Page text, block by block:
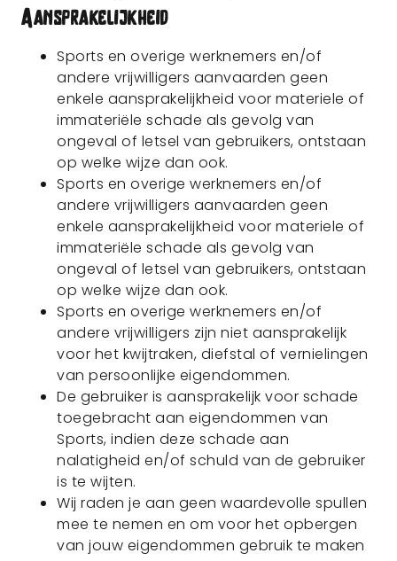
Aansprakelijkheid
Sports en overige werknemers en/of
andere vrijwilligers aanvaarden geen
enkele aansprakelijkheid voor materiele of
immateriële schade als gevolg van
ongeval of letsel van gebruikers, ontstaan
op welke wijze dan ook.
Sports en overige werknemers en/of
andere vrijwilligers aanvaarden geen
enkele aansprakelijkheid voor materiele of
immateriële schade als gevolg van
ongeval of letsel van gebruikers, ontstaan
op welke wijze dan ook.
Sports en overige werknemers en/of
andere vrijwilligers zijn niet aansprakelijk
voor het kwijtraken, diefstal of vernielingen
van persoonlijke eigendommen.
De gebruiker is aansprakelijk voor schade
toegebracht aan eigendommen van
Sports, indien deze schade aan
nalatigheid en/of schuld van de gebruiker
is te wijten.
Wij raden je aan geen waardevolle spullen
mee te nemen en om voor het opbergen
van jouw eigendommen gebruik te maken